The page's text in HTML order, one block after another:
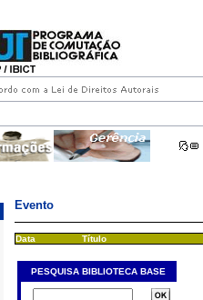
Evento
Data Título
PESQUISA BIBLIOTECA BASE